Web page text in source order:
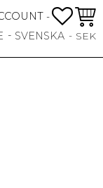
-
SVENSKA SEK